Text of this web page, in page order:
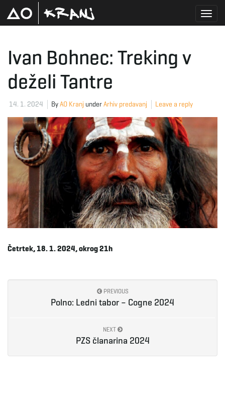
g
g
l
Ivan Bohnec: Treking v
deželi Tantre
14. 1. 2024 ByAO Kranj underArhiv predavanj Leave a reply
Četrtek, 18. 1. 2024, okrog 21h
PREVIOUS
Polno: Ledni tabor – Cogne 2024
NEXT
PZS članarina 2024